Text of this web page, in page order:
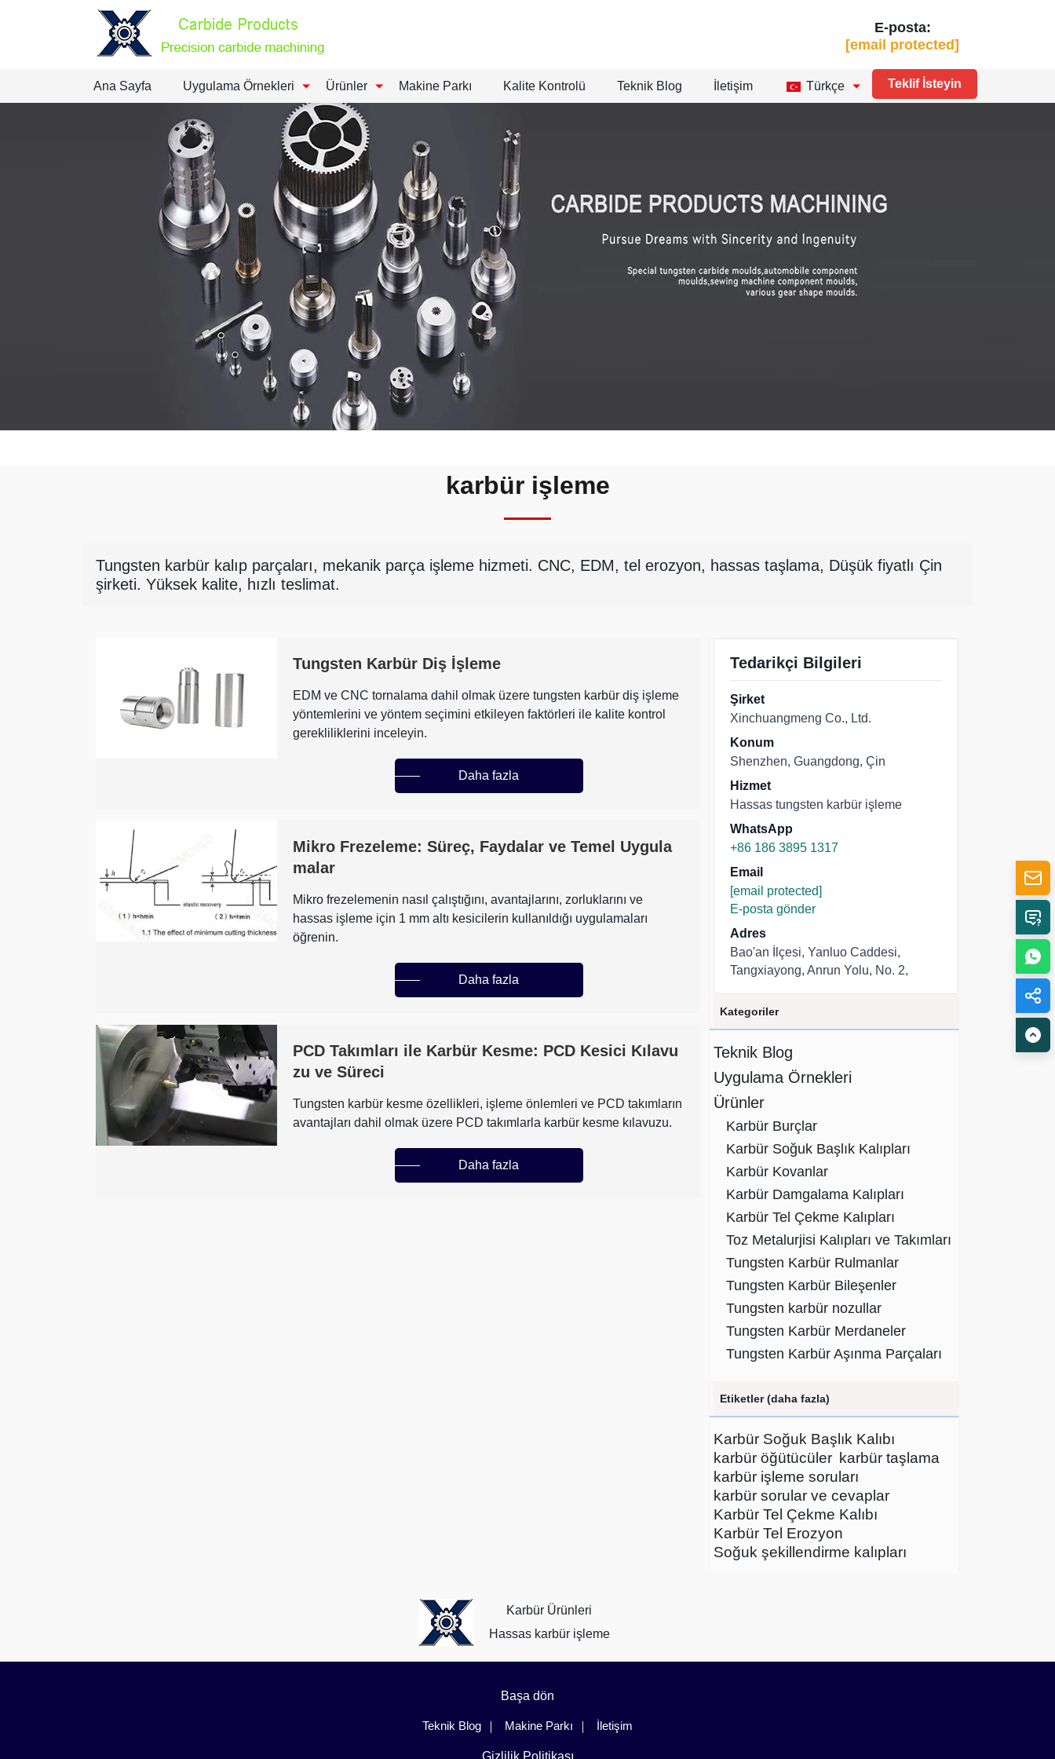
E-posta:
[email protected]
Ana Sayfa Uygulama Örnekleri Ürünler Makine Parkı Kalite Kontrolü Teknik Blog İletişim Türkçe Teklif İsteyin
karbür işleme
Tungsten karbür kalıp parçaları, mekanik parça işleme hizmeti. CNC, EDM, tel erozyon, hassas taşlama, Düşük fiyatlı Çin
şirketi. Yüksek kalite, hızlı teslimat.
Tungsten Karbür Diş İşleme
EDM ve CNC tornalama dahil olmak üzere tungsten karbür diş işleme
yöntemlerini ve yöntem seçimini etkileyen faktörleri ile kalite kontrol
gerekliliklerini inceleyin.
Daha fazla
Mikro Frezeleme: Süreç, Faydalar ve Temel Uygula
malar
Mikro frezelemenin nasıl çalıştığını, avantajlarını, zorluklarını ve
hassas işleme için 1 mm altı kesicilerin kullanıldığı uygulamaları
öğrenin.
Daha fazla
PCD Takımları ile Karbür Kesme: PCD Kesici Kılavu
zu ve Süreci
Tungsten karbür kesme özellikleri, işleme önlemleri ve PCD takımların
avantajları dahil olmak üzere PCD takımlarla karbür kesme kılavuzu.
Daha fazla
Tedarikçi Bilgileri
Şirket
Xinchuangmeng Co., Ltd.
Konum
Shenzhen, Guangdong, Çin
Hizmet
Hassas tungsten karbür işleme
WhatsApp
+86 186 3895 1317
Email
[email protected]
E-posta gönder
Adres
Bao'an İlçesi, Yanluo Caddesi,
Tangxiayong, Anrun Yolu, No. 2,
Kategoriler
Teknik Blog
Uygulama Örnekleri
Ürünler
Karbür Burçlar
Karbür Soğuk Başlık Kalıpları
Karbür Kovanlar
Karbür Damgalama Kalıpları
Karbür Tel Çekme Kalıpları
Toz Metalurjisi Kalıpları ve Takımları
Tungsten Karbür Rulmanlar
Tungsten Karbür Bileşenler
Tungsten karbür nozullar
Tungsten Karbür Merdaneler
Tungsten Karbür Aşınma Parçaları
Etiketler (daha fazla)
Karbür Soğuk Başlık Kalıbı
karbür öğütücüler karbür taşlama
karbür işleme soruları
karbür sorular ve cevaplar
Karbür Tel Çekme Kalıbı
Karbür Tel Erozyon
Soğuk şekillendirme kalıpları
Karbür Ürünleri
Hassas karbür işleme
Başa dön
Teknik Blog Makine Parkı İletişim
Gizlilik Politikası